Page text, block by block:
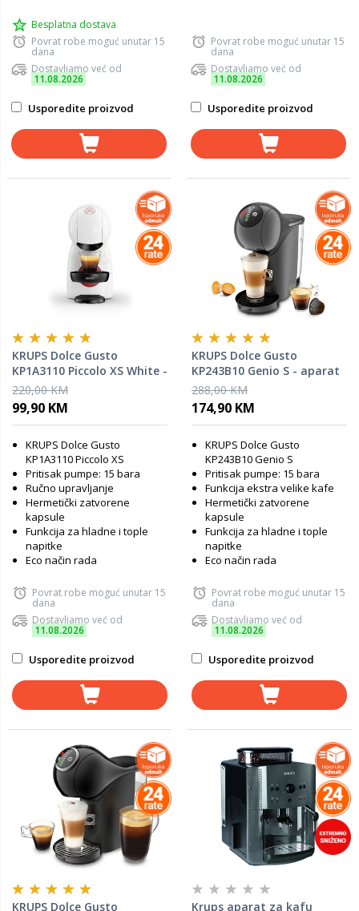
Besplatna dostava
Povrat robe moguć unutar 15
dana
Dostavljamo već od
11.08.2026
Usporedite proizvod
Povrat robe moguć unutar 15
dana
Dostavljamo već od
11.08.2026
Usporedite proizvod
KRUPS Dolce Gusto
KP1A3110 Piccolo XS White -
aparat za kafu
220,00 KM
99,90 KM
KRUPS Dolce Gusto
KP1A3110 Piccolo XS
Pritisak pumpe: 15 bara
Ručno upravljanje
Hermetički zatvorene
kapsule
Funkcija za hladne i tople
napitke
Eco način rada
Povrat robe moguć unutar 15
dana
Dostavljamo već od
11.08.2026
Usporedite proizvod
KRUPS Dolce Gusto
KP243B10 Genio S - aparat
za kafu
288,00 KM
174,90 KM
KRUPS Dolce Gusto
KP243B10 Genio S
Pritisak pumpe: 15 bara
Funkcija ekstra velike kafe
Hermetički zatvorene
kapsule
Funkcija za hladne i tople
napitke
Eco način rada
Povrat robe moguć unutar 15
dana
Dostavljamo već od
11.08.2026
Usporedite proizvod
KRUPS Dolce Gusto
Krups aparat za kafu